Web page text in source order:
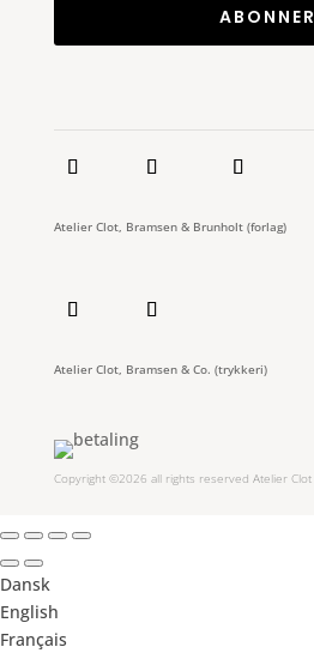
ABONNER
Atelier Clot, Bramsen & Brunholt (forlag)
Atelier Clot, Bramsen & Co. (trykkeri)
Copyright ©2026 all rights reserved Atelier Clot
Dansk
English
Français